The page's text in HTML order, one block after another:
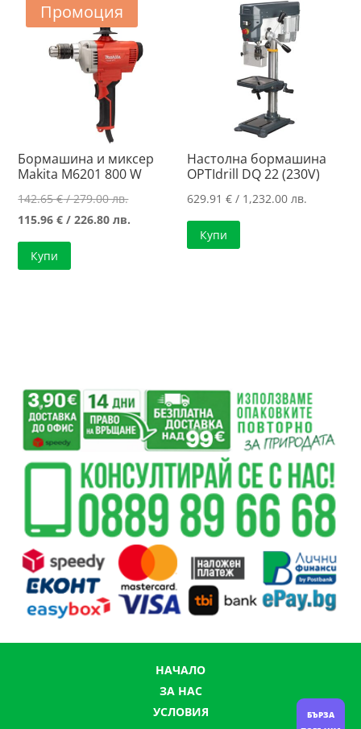
Промоция
Бормашина и миксер
Makita M6201 800 W
142.65€/ 279.00 лв.Original
price
115.96€ / 226.80 лв.
Купи
Настолна бормашина
OPTIdrill DQ 22 (230V)
629.91€ / 1,232.00 лв.
Купи
НАЧАЛО
ЗА НАС
УСЛОВИЯ
БЪРЗА